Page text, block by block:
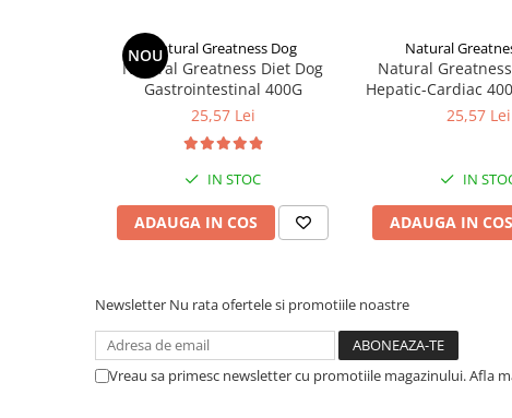
Low Activity
Medium Activity 30 100 169 228
NOUNatural Greatness Dog
Natural Greatness Diet Dog
Gastrointestinal 400G
25,57 Lei
IN STOC
ADAUGA IN COS
Natural
Natural
Hepatic-Cardiac
Greatness
25,57 Lei
IN
ADAUGA IN COS
Newsletter Nu rata ofertele si promotiile noastre
Vreau sa primesc newsletter cu promotiile magazinului. Afla